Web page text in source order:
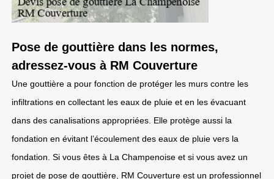
Pose de gouttière dans les normes,
adressez-vous à RM Couverture
Une gouttière a pour fonction de protéger les murs contre les
infiltrations en collectant les eaux de pluie et en les évacuant
dans des canalisations appropriées. Elle protège aussi la
fondation en évitant l’écoulement des eaux de pluie vers la
fondation. Si vous êtes à La Champenoise et si vous avez un
projet de pose de gouttière, RM Couverture est un professionnel